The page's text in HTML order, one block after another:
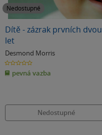
Nedostupné
Dítě - zázrak prvních dvou
let
Desmond Morris
0.0
z
5
hvězdiček
pevná vazba
Nedostupné